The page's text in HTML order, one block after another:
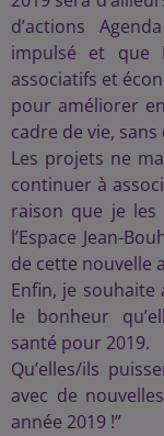
d’actions
impulsé et que
associatifs et
pour améliorer
cadre de vie,
Les projets ne
continuer à
raison que je
l’Espace Jean-
de cette nouvelle
Enfin, je souhaite
le bonheur
santé pour 2019.
Qu’elles/ils
avec de
année 2019 !”